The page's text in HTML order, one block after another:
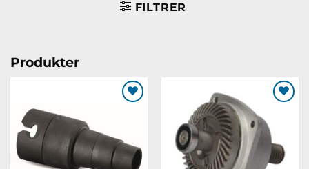
FILTRER
Produkter
Legg til
ønskeliste